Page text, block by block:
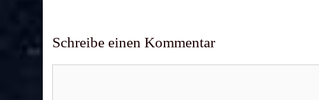
Schreibe einen Kommentar